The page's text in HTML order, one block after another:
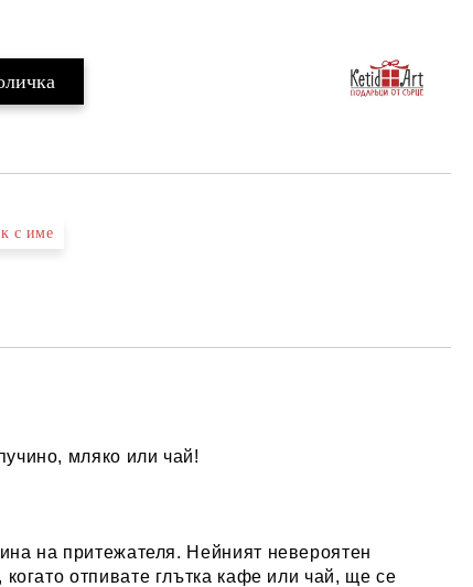
с име
мляко или чай!
на притежателя. Нейният невероятен
отпивате глътка кафе или чай, ще се